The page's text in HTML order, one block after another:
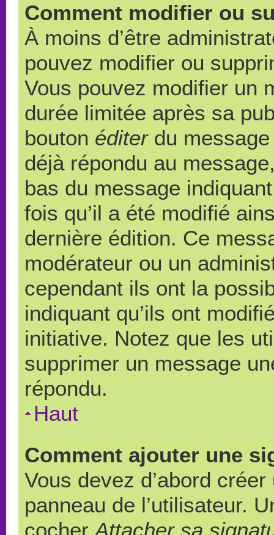
Comment modifier ou
À moins d’être
pouvez modifier ou
Vous pouvez modifier un
durée limitée après sa
bouton éditerdu message
déjà répondu au
bas du message
fois qu’il a été modifié
dernière édition. Ce
modérateur ou un
cependant ils ont la
indiquant qu’ils ont
initiative. Notez que les
supprimer un message
répondu.
Haut
Comment ajouter une
Vous devez d’abord
panneau de l’utilisateur.
cocher Attacher sa